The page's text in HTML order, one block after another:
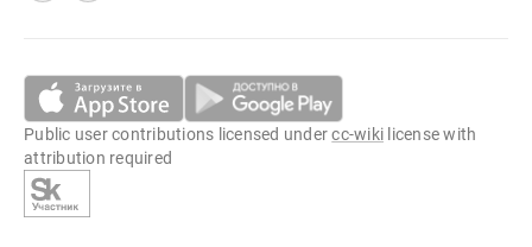
Public user contributions licensed undercc-wiki license with
attribution required